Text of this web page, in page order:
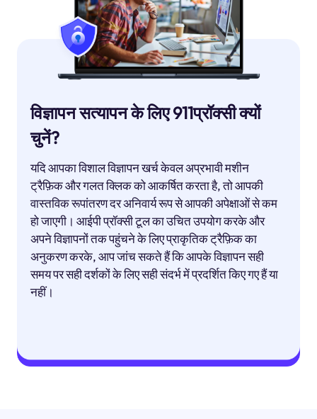
विज्ञापन सत्यापन के लिए 911प्रॉक्सी क्यों
चुनें?
यदि आपका विशाल विज्ञापन खर्च केवल अप्रभावी मशीन
ट्रैफ़िक और गलत क्लिक को आकर्षित करता है, तो आपकी
वास्तविक रूपांतरण दर अनिवार्य रूप से आपकी अपेक्षाओं से कम
हो जाएगी। आईपी ​​प्रॉक्सी टूल का उचित उपयोग करके और
अपने विज्ञापनों तक पहुंचने के लिए प्राकृतिक ट्रैफ़िक का
अनुकरण करके, आप जांच सकते हैं कि आपके विज्ञापन सही
समय पर सही दर्शकों के लिए सही संदर्भ में प्रदर्शित किए गए हैं या
नहीं।